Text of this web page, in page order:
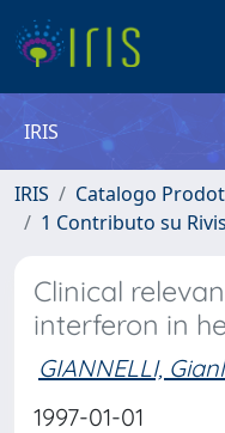
IRIS
IRIS
Catalogo
1 Contributo su
Clinical
interferon in
GIANNELLI,
1997-01-01